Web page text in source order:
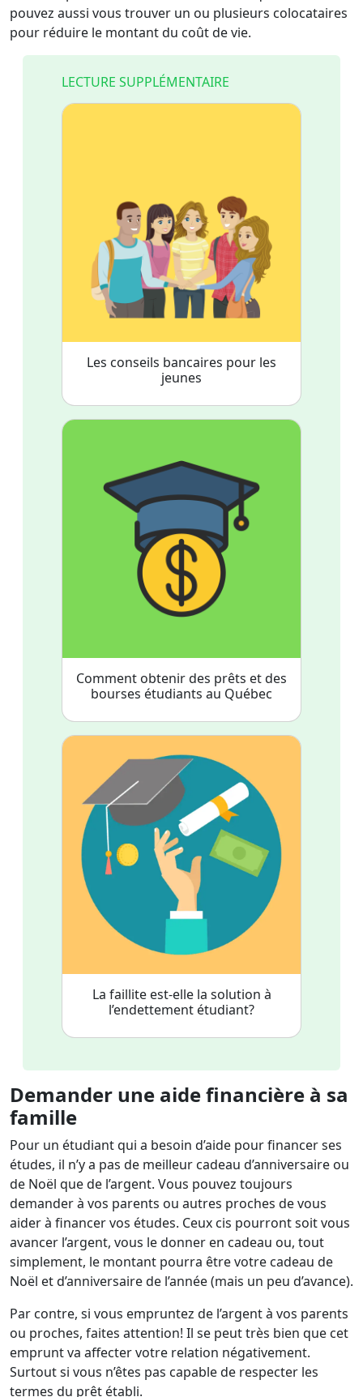
pouvez aussi vous trouver un ou plusieurs colocataires
pour réduire le montant du coût de vie.
LECTURE SUPPLÉMENTAIRE
Les conseils bancaires pour les
jeunes
Comment obtenir des prêts et des
bourses étudiants au Québec
La faillite est-elle la solution à
l’endettement étudiant?
Demander une aide financière à sa
famille
Pour un étudiant qui a besoin d’aide pour financer ses
études, il n’y a pas de meilleur cadeau d’anniversaire ou
de Noël que de l’argent. Vous pouvez toujours
demander à vos parents ou autres proches de vous
aider à financer vos études. Ceux cis pourront soit vous
avancer l’argent, vous le donner en cadeau ou, tout
simplement, le montant pourra être votre cadeau de
Noël et d’anniversaire de l’année (mais un peu d’avance).
Par contre, si vous empruntez de l’argent à vos parents
ou proches, faites attention! Il se peut très bien que cet
emprunt va affecter votre relation négativement.
Surtout si vous n’êtes pas capable de respecter les
termes du prêt établi.